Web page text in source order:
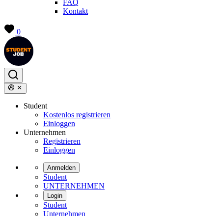
FAQ
Kontakt
0
Student
Kostenlos registrieren
Einloggen
Unternehmen
Registrieren
Einloggen
Anmelden
Student
UNTERNEHMEN
Login
Student
Unternehmen